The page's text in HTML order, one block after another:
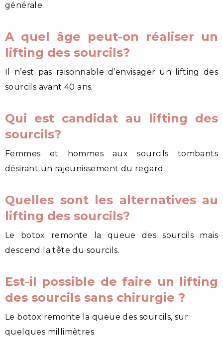
générale.
A quel âge peut-on réaliser un
lifting des sourcils?
Il n’est pas raisonnable d’envisager un lifting des
sourcils avant 40 ans.
Qui est candidat au lifting des
sourcils?
Femmes et hommes aux sourcils tombants
désirant un rajeunissement du regard.
Quelles sont les alternatives au
lifting des sourcils?
Le botox remonte la queue des sourcils mais
descend la tête du sourcils.
Est-il possible de faire un lifting
des sourcils sans chirurgie ?
Le botox remonte la queue des sourcils, sur
quelques millimètres